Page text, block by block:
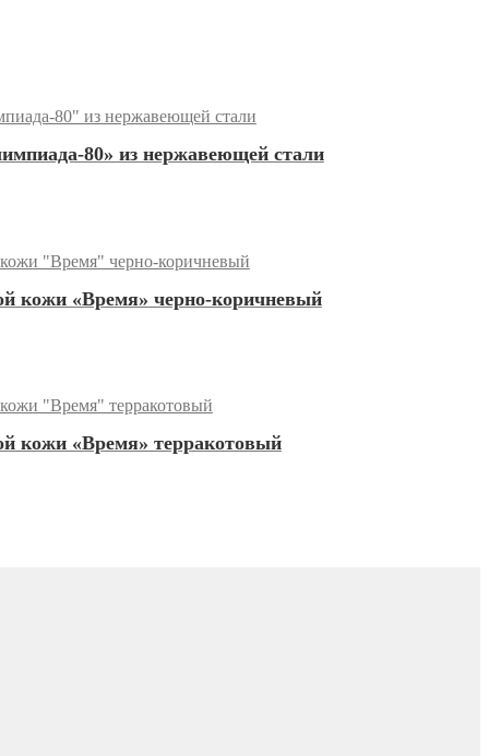
80» из нержавеющей стали
кожи «Время» черно-коричневый
кожи «Время» терракотовый